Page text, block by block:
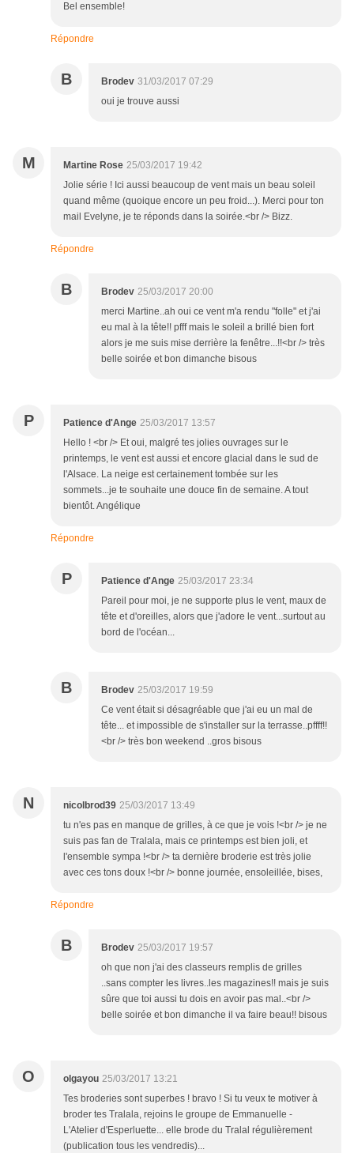
Bel ensemble!
Répondre
B Brodev 31/03/2017 07:29
oui je trouve aussi
M Martine Rose 25/03/2017 19:42
Jolie série ! Ici aussi beaucoup de vent mais un beau soleil
quand même (quoique encore un peu froid...). Merci pour ton
mail Evelyne, je te réponds dans la soirée.<br /> Bizz.
Répondre
B Brodev 25/03/2017 20:00
merci Martine..ah oui ce vent m'a rendu "folle" et j'ai
eu mal à la tête!! pfff mais le soleil a brillé bien fort
alors je me suis mise derrière la fenêtre...!!<br /> très
belle soirée et bon dimanche bisous
P Patience d'Ange 25/03/2017 13:57
Hello ! <br /> Et oui, malgré tes jolies ouvrages sur le
printemps, le vent est aussi et encore glacial dans le sud de
l'Alsace. La neige est certainement tombée sur les
sommets...je te souhaite une douce fin de semaine. A tout
bientôt. Angélique
Répondre
P Patience d'Ange 25/03/2017 23:34
Pareil pour moi, je ne supporte plus le vent, maux de
tête et d'oreilles, alors que j'adore le vent...surtout au
bord de l'océan...
B Brodev 25/03/2017 19:59
Ce vent était si désagréable que j'ai eu un mal de
tête... et impossible de s'installer sur la terrasse..pffff!!
<br /> très bon weekend ..gros bisous
N nicolbrod39 25/03/2017 13:49
tu n'es pas en manque de grilles, à ce que je vois !<br /> je ne
suis pas fan de Tralala, mais ce printemps est bien joli, et
l'ensemble sympa !<br /> ta dernière broderie est très jolie
avec ces tons doux !<br /> bonne journée, ensoleillée, bises,
Répondre
B Brodev 25/03/2017 19:57
oh que non j'ai des classeurs remplis de grilles
..sans compter les livres..les magazines!! mais je suis
sûre que toi aussi tu dois en avoir pas mal..<br />
belle soirée et bon dimanche il va faire beau!! bisous
O olgayou 25/03/2017 13:21
Tes broderies sont superbes ! bravo ! Si tu veux te motiver à
broder tes Tralala, rejoins le groupe de Emmanuelle -
L'Atelier d'Esperluette... elle brode du Tralal régulièrement
(publication tous les vendredis)...